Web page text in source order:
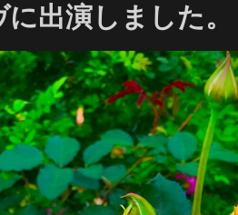
出演しました。